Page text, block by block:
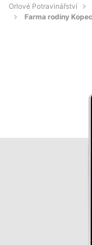
Orlové Potravinářství
Farma rodiny